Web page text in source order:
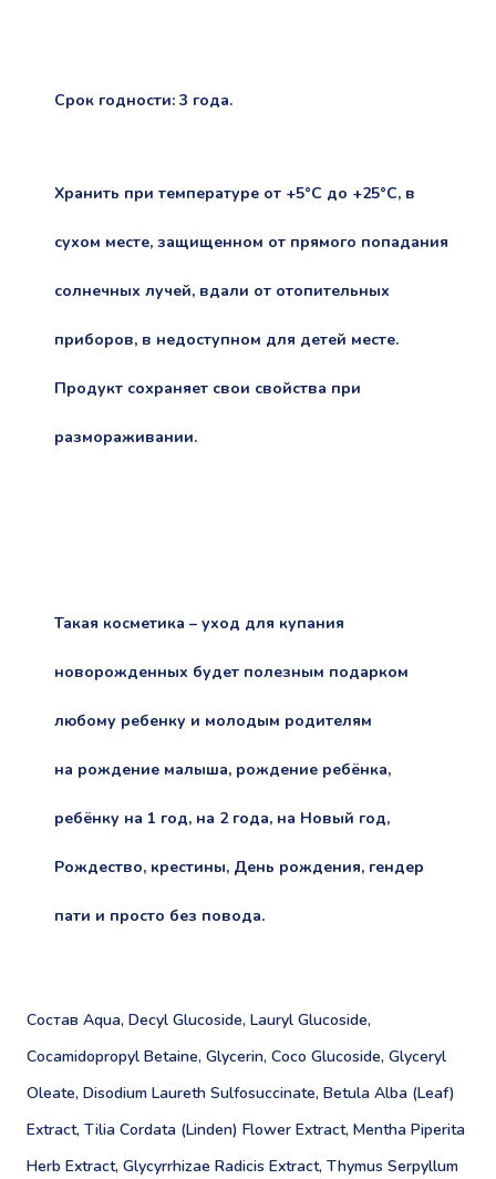
Срок годности: 3 года.
Хранить при температуре от +5°C до +25°C, в
сухом месте, защищенном от прямого попадания
солнечных лучей, вдали от отопительных
приборов, в недоступном для детей месте.
Продукт сохраняет свои свойства при
размораживании.
Такая косметика – уход для купания
новорожденных будет полезным подарком
любому ребенку и молодым родителям
на рождение малыша, рождение ребёнка,
ребёнку на 1 год, на 2 года, на Новый год,
Рождество, крестины, День рождения, гендер
пати и просто без повода.
Состав Aqua, Decyl Glucoside, Lauryl Glucoside,
Cocamidopropyl Betaine, Glycerin, Coco Glucoside, Glyceryl
Oleate, Disodium Laureth Sulfosuccinate, Betula Alba (Leaf)
Extract, Tilia Cordata (Linden) Flower Extract, Mentha Piperita
Herb Extract, Glycyrrhizae Radicis Extract, Thymus Serpyllum